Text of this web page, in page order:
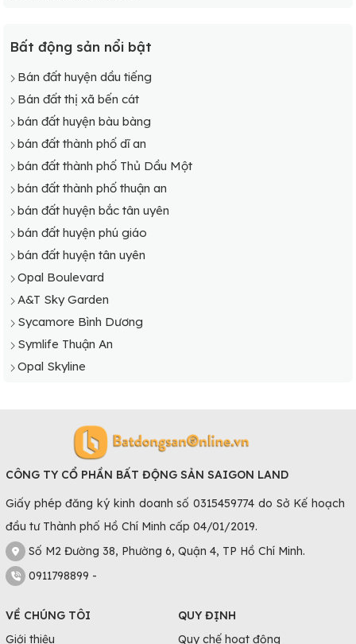
Bất động sản nổi bật
Bán đất huyện dầu tiếng
Bán đất thị xã bến cát
bán đất huyện bàu bàng
bán đất thành phố dĩ an
bán đất thành phố Thủ Dầu Một
bán đất thành phố thuận an
bán đất huyện bắc tân uyên
bán đất huyện phú giáo
bán đất huyện tân uyên
Opal Boulevard
A&T Sky Garden
Sycamore Bình Dương
Symlife Thuận An
Opal Skyline
CÔNG TY CỔ PHẦN BẤT ĐỘNG SẢN SAIGON LAND
Giấy phép đăng ký kinh doanh số 0315459774 do Sở Kế hoạch
đầu tư Thành phố Hồ Chí Minh cấp 04/01/2019.
Số M2 Đường 38, Phường 6, Quận 4, TP Hồ Chí Minh.
0911798899 -
VỀ CHÚNG TÔI
Giới thiệu
QUY ĐỊNH
Quy chế hoạt động